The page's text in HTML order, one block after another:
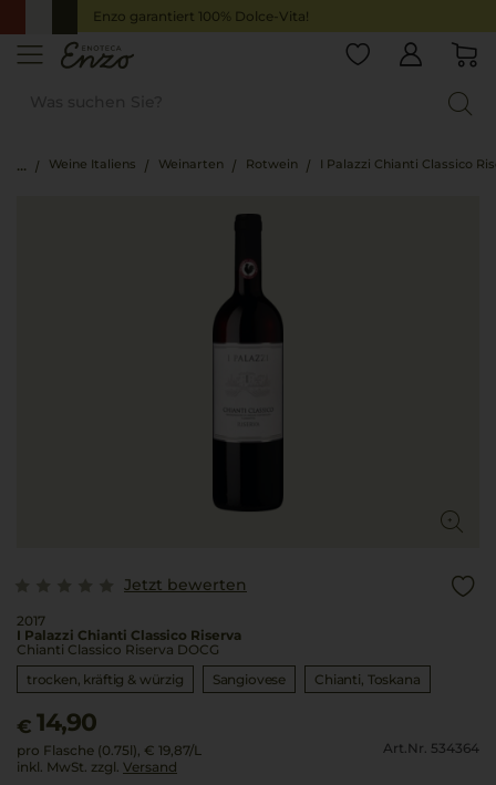
Enzo garantiert 100% Dolce-Vita!
Weine Italiens Weinarten Rotwein I Palazzi Chianti Classico
Jetzt bewerten
2017
I Palazzi Chianti Classico Riserva
Chianti Classico Riserva DOCG
trocken, kräftig & würzig
Sangiovese Chianti Toskana
€ 14,90
pro Flasche (0.75l), € 19,87/L
inkl. MwSt. zzgl. Versand
Art.Nr. 534364